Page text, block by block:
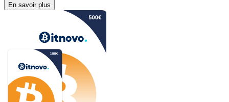
En savoir plus